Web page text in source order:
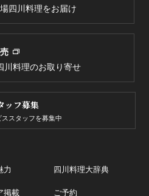
四川料理をお届け
川料理のお取り寄せ
ッフ募集
ススタッフを募集中
力
四川料理大辞典
掲載 ご予約